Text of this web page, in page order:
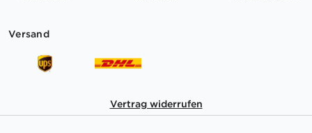
Versand
Vertrag widerrufen